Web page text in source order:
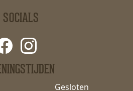
Gesloten
SOCIALS